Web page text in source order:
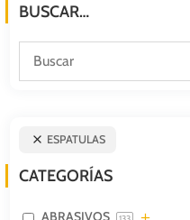
BUSCAR…
ESPATULAS
CATEGORÍAS